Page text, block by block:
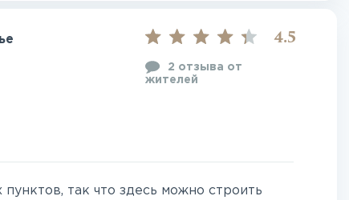
4.5
2 отзыва от
жителей
так что здесь можно строить